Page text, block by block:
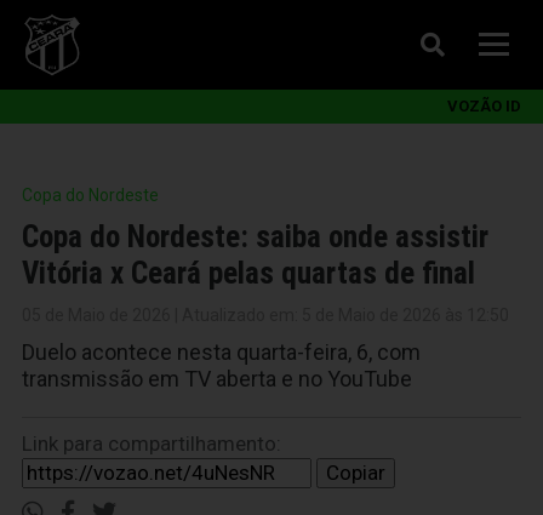
VOZÃO ID
Copa do Nordeste
Copa do Nordeste: saiba onde assistir
Vitória x Ceará pelas quartas de final
Duelo acontece nesta quarta-feira, 6, com
transmissão em TV aberta e no YouTube
Link para compartilhamento:
Copiar